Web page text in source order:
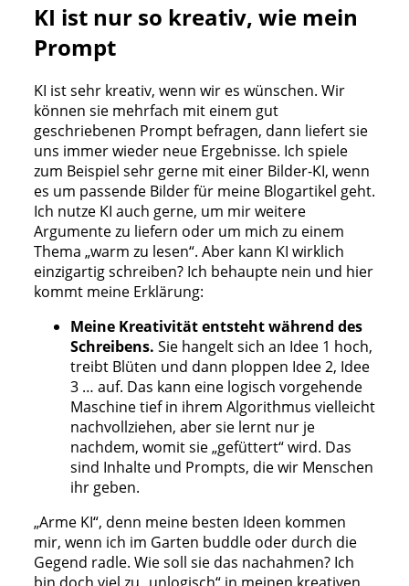
KI ist nur so kreativ, wie mein
Prompt
KI ist sehr kreativ, wenn wir es wünschen. Wir
können sie mehrfach mit einem gut
geschriebenen Prompt befragen, dann liefert sie
uns immer wieder neue Ergebnisse. Ich spiele
zum Beispiel sehr gerne mit einer Bilder-KI, wenn
es um passende Bilder für meine Blogartikel geht.
Ich nutze KI auch gerne, um mir weitere
Argumente zu liefern oder um mich zu einem
Thema „warm zu lesen“. Aber kann KI wirklich
einzigartig schreiben? Ich behaupte nein und hier
kommt meine Erklärung:
Meine Kreativität entsteht während des
Schreibens. Sie hangelt sich an Idee 1 hoch,
treibt Blüten und dann ploppen Idee 2, Idee
3 … auf. Das kann eine logisch vorgehende
Maschine tief in ihrem Algorithmus vielleicht
nachvollziehen, aber sie lernt nur je
nachdem, womit sie „gefüttert“ wird. Das
sind Inhalte und Prompts, die wir Menschen
ihr geben.
„Arme KI“, denn meine besten Ideen kommen
mir, wenn ich im Garten buddle oder durch die
Gegend radle. Wie soll sie das nachahmen? Ich